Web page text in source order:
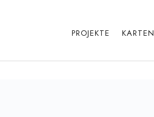
PROJEKTE KARTEN